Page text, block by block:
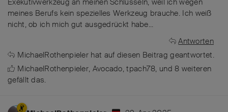
Exekutivwerkzeug an meinen Schlüsseln, weil ich wegen
meines Berufs kein spezielles Werkzeug brauche. Ich weiß
nicht, ob ich mich gut ausgedrückt habe...
Antworten
MichaelRothenpieler hat auf diesen Beitrag geantwortet.
MichaelRothenpieler, Avocado,tpach78, und8 weiteren
gefällt das.